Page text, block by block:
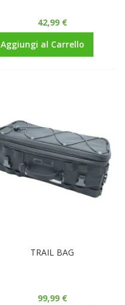
42,99 €
Aggiungi al Carrello
TRAIL BAG
99,99 €